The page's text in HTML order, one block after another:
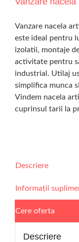
Vanzare nacela
este ideal pentru
izolatii, montaje
activitate pentru
industrial. Utilaj
simplifica munca
Vindem nacela
cuprinsul tarii la
Descriere
Informații
Cere oferta
Descriere